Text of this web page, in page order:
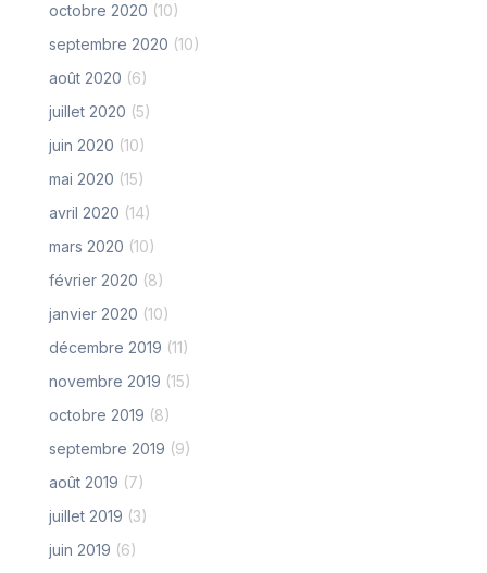
octobre 2020 (10)
septembre 2020 (10)
août 2020 (6)
juillet 2020 (5)
juin 2020 (10)
mai 2020 (15)
avril 2020 (14)
mars 2020 (10)
février 2020 (8)
janvier 2020 (10)
décembre 2019 (11)
novembre 2019 (15)
octobre 2019 (8)
septembre 2019 (9)
août 2019 (7)
juillet 2019 (3)
juin 2019 (6)